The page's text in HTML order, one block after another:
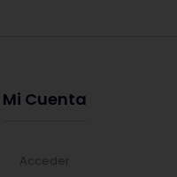
Mi Cuenta
Acceder